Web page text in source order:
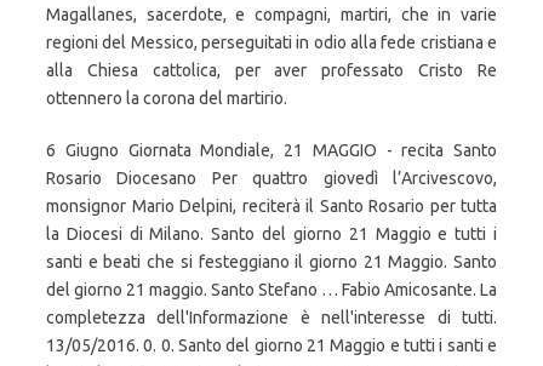
Magallanes, sacerdote, e compagni, martiri, che in varie
regioni del Messico, perseguitati in odio alla fede cristiana e
alla Chiesa cattolica, per aver professato Cristo Re
ottennero la corona del martirio.
6 Giugno Giornata Mondiale, 21 MAGGIO - recita Santo
Rosario Diocesano Per quattro giovedì l’Arcivescovo,
monsignor Mario Delpini, reciterà il Santo Rosario per tutta
la Diocesi di Milano. Santo del giorno 21 Maggio e tutti i
santi e beati che si festeggiano il giorno 21 Maggio. Santo
del giorno 21 maggio. Santo Stefano … Fabio Amicosante. La
completezza dell'Informazione è nell'interesse di tutti.
13/05/2016. 0. 0. Santo del giorno 21 Maggio e tutti i santi e